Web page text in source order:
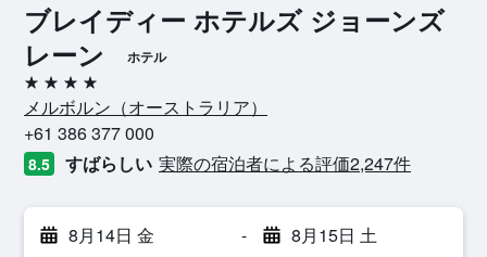
ブレイディー ホテルズ ジョーンズ
レーン
ホテル
4つ星
メルボルン​（オーストラリア​）​
+61 386 377 000
8.5 すばらしい 実際の宿泊者による評価2,247​件
8月14日 金 - 8月15日 土